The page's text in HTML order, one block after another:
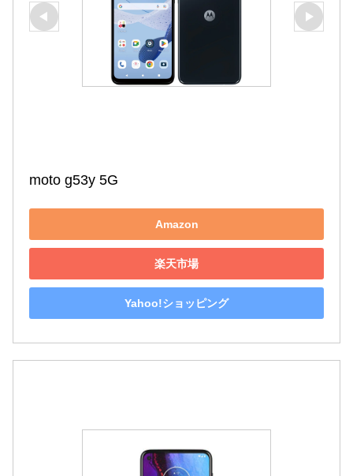
moto g53y 5G
Amazon
楽天市場
Yahoo!ショッピング